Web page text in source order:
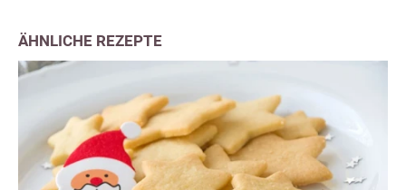
ÄHNLICHE REZEPTE